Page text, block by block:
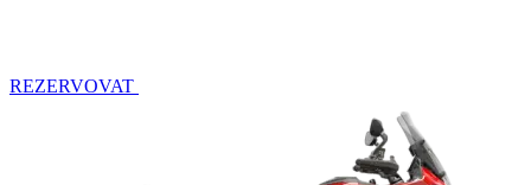
REZERVOVAT